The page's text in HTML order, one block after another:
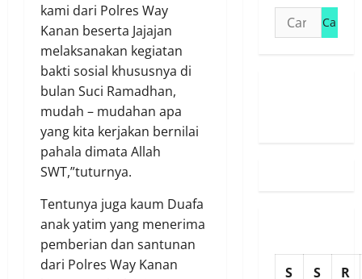
kami dari Polres Way
Kanan beserta Jajajan
melaksanakan kegiatan
bakti sosial khususnya di
bulan Suci Ramadhan,
mudah – mudahan apa
yang kita kerjakan bernilai
pahala dimata Allah
SWT,”tuturnya.
Tentunya juga kaum Duafa
anak yatim yang menerima
pemberian dan santunan
dari Polres Way Kanan
Cari
untuk:
S S R